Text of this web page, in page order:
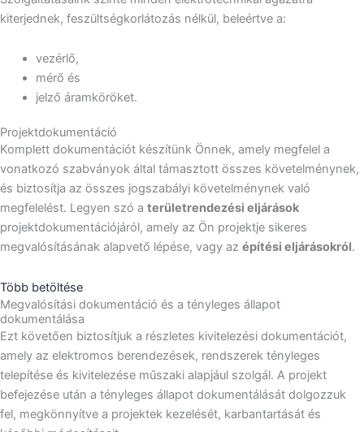
kiterjednek, feszültségkorlátozás nélkül, beleértve a:
vezérlő,
mérő és
jelző áramköröket.
Projektdokumentáció
Komplett dokumentációt készítünk Önnek, amely megfelel a
vonatkozó szabványok által támasztott összes követelménynek,
és biztosítja az összes jogszabályi követelménynek való
megfelelést. Legyen szó a területrendezési eljárások
projektdokumentációjáról, amely az Ön projektje sikeres
megvalósításának alapvető lépése, vagy az építési eljárásokról.
Több betöltése
Megvalósítási dokumentáció és a tényleges állapot
dokumentálása
Ezt követően biztosítjuk a részletes kivitelezési dokumentációt,
amely az elektromos berendezések, rendszerek tényleges
telepítése és kivitelezése műszaki alapjául szolgál. A projekt
befejezése után a tényleges állapot dokumentálását dolgozzuk
fel, megkönnyítve a projektek kezelését, karbantartását és